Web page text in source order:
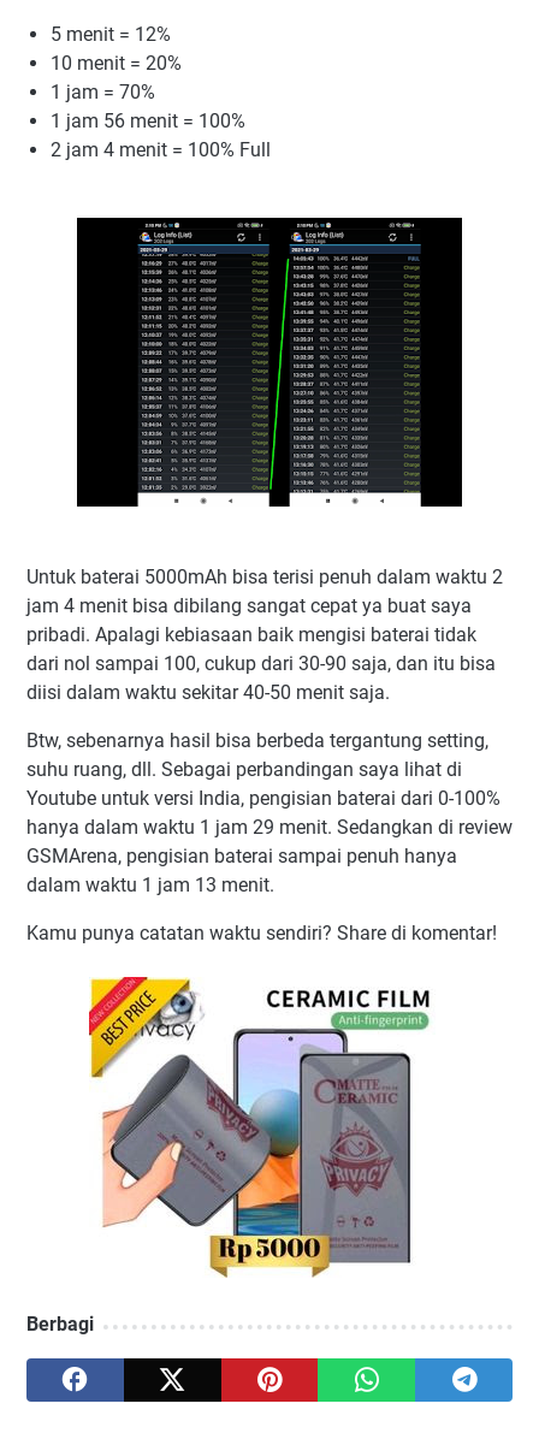
5 menit = 12%
10 menit = 20%
1 jam = 70%
1 jam 56 menit = 100%
2 jam 4 menit = 100% Full
Untuk baterai 5000mAh bisa terisi penuh dalam waktu 2
jam 4 menit bisa dibilang sangat cepat ya buat saya
pribadi. Apalagi kebiasaan baik mengisi baterai tidak
dari nol sampai 100, cukup dari 30-90 saja, dan itu bisa
diisi dalam waktu sekitar 40-50 menit saja.
Btw, sebenarnya hasil bisa berbeda tergantung setting,
suhu ruang, dll. Sebagai perbandingan saya lihat di
Youtube untuk versi India, pengisian baterai dari 0-100%
hanya dalam waktu 1 jam 29 menit. Sedangkan di review
GSMArena, pengisian baterai sampai penuh hanya
dalam waktu 1 jam 13 menit.
Kamu punya catatan waktu sendiri? Share di komentar!
Berbagi